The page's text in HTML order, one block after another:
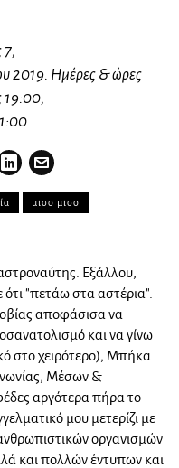
7,
2019. Ημέρες & ώρες
19:00,
μισο μισο
Εξάλλου,
"πετάω στα αστέρια".
αποφάσισα να
και να γίνω
στο χειρότερο), Μπήκα
Μέσων &
αργότερα πήρα το
μου μετερίζι με
οργανισμών
και πολλών έντυπων και